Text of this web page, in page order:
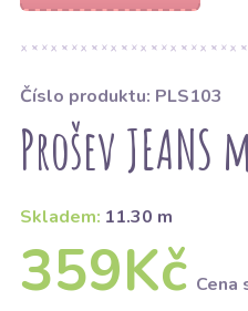
Číslo produktu: PLS103
Prošev JEANS
Skladem: 11.30 m
359Kč Cena